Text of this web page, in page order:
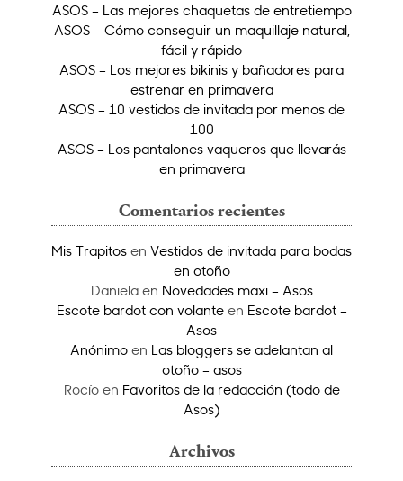
ASOS – Las mejores chaquetas de entretiempo
ASOS – Cómo conseguir un maquillaje natural,
fácil y rápido
ASOS – Los mejores bikinis y bañadores para
estrenar en primavera
ASOS – 10 vestidos de invitada por menos de
100
ASOS – Los pantalones vaqueros que llevarás
en primavera
Comentarios recientes
Mis Trapitos en Vestidos de invitada para bodas
en otoño
Danielaen Novedades maxi – Asos
Escote bardot con volanteen Escote bardot –
Asos
Anónimo en Las bloggers se adelantan al
otoño – asos
Rocíoen Favoritos de la redacción (todo de
Asos)
Archivos